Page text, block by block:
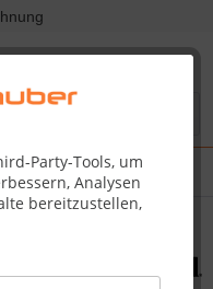
Party-Tools, um
Analysen
bereitzustellen,
3-Brenner